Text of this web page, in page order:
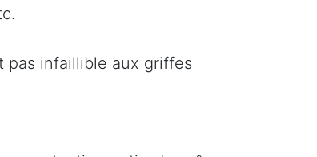
pas infaillible aux griffes